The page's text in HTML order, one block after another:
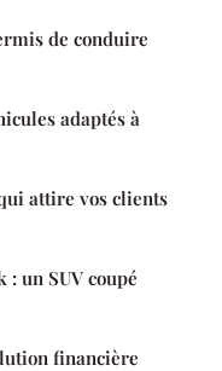
de conduire
adaptés à
attire vos clients
: un SUV coupé
financière